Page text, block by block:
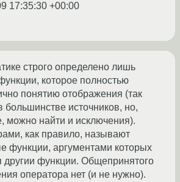
17:35:30 +00:00
строго определено лишь
которое полностью
понятию отображения (так
большинстве источников, но,
можно найти и исключения).
как правило, называют
функции, аргументами которых
другии функции. Общепринятого
оператора нет (и не нужно).